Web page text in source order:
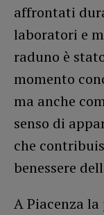
affrontati
laboratori e
raduno è
momento
ma anche
senso di
che
benessere
A Piacenza